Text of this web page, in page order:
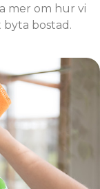
mer om hur vi
byta bostad.